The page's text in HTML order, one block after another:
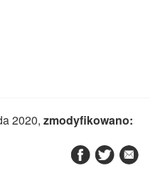
2020, zmodyfikowano: